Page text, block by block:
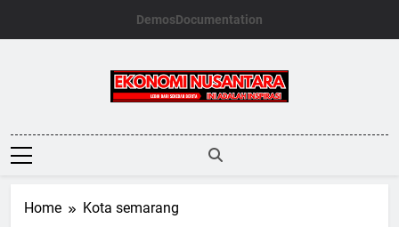
DemosDocumentation
Ekonomi
Nusantara
Home Kota semarang